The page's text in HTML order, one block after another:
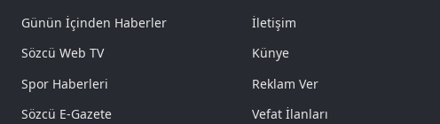
Günün İçinden Haberler
Sözcü Web TV
Spor Haberleri
Sözcü E-Gazete
İletişim
Künye
Reklam Ver
Vefat İlanları